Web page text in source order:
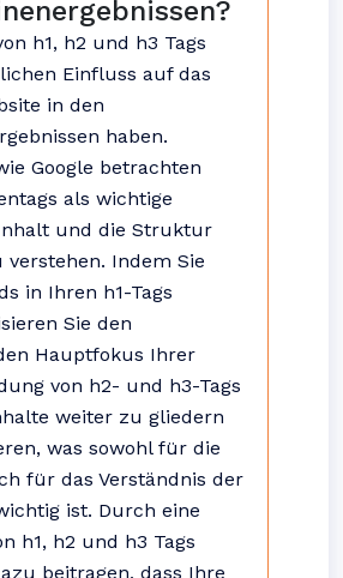
h1, h2 und h3 Tags
Einfluss auf das
in den
haben.
Google betrachten
als wichtige
und die Struktur
verstehen. Indem Sie
in Ihren h1-Tags
Sie den
Hauptfokus Ihrer
von h2- und h3-Tags
weiter zu gliedern
was sowohl für die
für das Verständnis der
ist. Durch eine
h1, h2 und h3 Tags
beitragen, dass Ihre